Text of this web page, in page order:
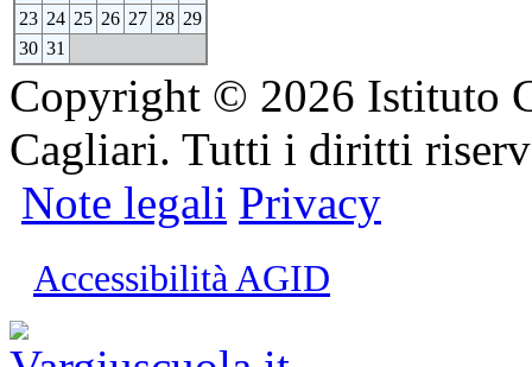
23 24 25 26 27 28 29
30 31
Copyright © 2026 Istituto
Cagliari. Tutti i diritti
Note legali Privacy
Accessibilità AGID